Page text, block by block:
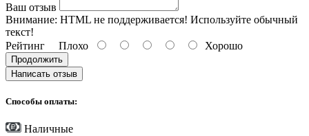
Ваш отзыв
Внимание: HTML не поддерживается! Используйте обычный
текст!
Рейтинг Плохо Хорошо
Продолжить
Написать отзыв
Способы оплаты:
Наличные